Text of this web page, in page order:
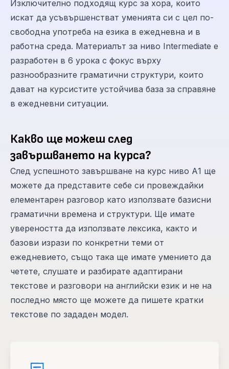
Изключително подходящ курс за хора, които
искат да усъвършенстват уменията си с цел по-
свободна употреба на езика в ежедневна и в
работна среда. Материалът за ниво Intermediate е
разработен в 6 урока с фокус върху
разнообразните граматични структури, които
дават на курсистите устойчива база за справяне
в ежедневни ситуации.
Какво ще можеш след
завършването на курса?
След успешното завършване на курс ниво А1 ще
можете да представите себе си провеждайки
елементарен разговор като използвате базисни
граматични времена и структури. Ще имате
увереността да използвате лексика, както и
базови изрази по конкретни теми от
ежедневието, също така ще имате умението да
четете, слушате и разбирате адаптирани
текстове и разговори на английски език и не на
последно място ще можете да пишете кратки
текстове по зададен модел.